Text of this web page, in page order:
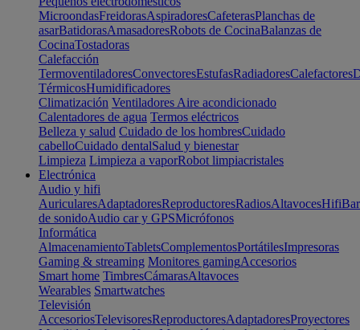
MicroondasFreidorasAspiradoresCafeterasPlanchas de
asarBatidorasAmasadoresRobots de CocinaBalanzas de
CocinaTostadoras
Calefacción
TermoventiladoresConvectoresEstufasRadiadoresCalefactores
TérmicosHumidificadores
Climatización Ventiladores Aire acondicionado
Calentadores de agua Termos eléctricos
Belleza y salud Cuidado de los hombresCuidado
cabelloCuidado dentalSalud y bienestar
Limpieza Limpieza a vaporRobot limpiacristales
Electrónica
Audio y hifi
AuricularesAdaptadoresReproductoresRadiosAltavocesHifi
de sonidoAudio car y GPSMicrófonos
Informática
AlmacenamientoTabletsComplementosPortátilesImpresoras
Gaming & streaming Monitores gamingAccesorios
Smart home TimbresCámarasAltavoces
Wearables Smartwatches
Televisión
AccesoriosTelevisoresReproductoresAdaptadoresProyectores